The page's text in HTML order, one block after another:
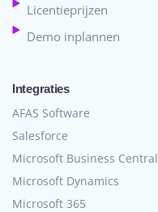
Licentieprijzen
Demo inplannen
Integraties
AFAS Software
Salesforce
Microsoft Business Central
Microsoft Dynamics
Microsoft 365